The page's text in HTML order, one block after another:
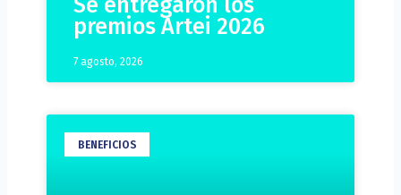
Se entregaron los
premios Artei 2026
7 agosto, 2026
BENEFICIOS